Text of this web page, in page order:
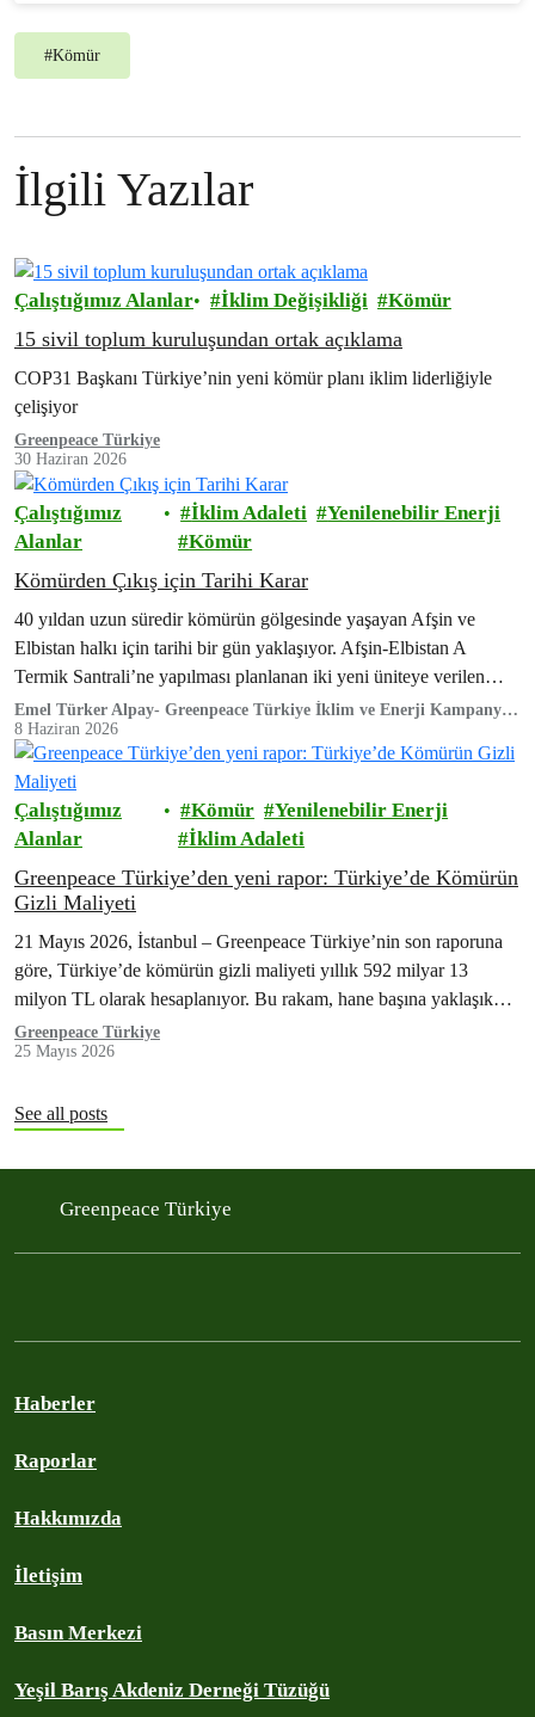
#Kömür
İlgili Yazılar
Çalıştığımız Alanlar İklim Değişikliği Kömür
15 sivil toplum kuruluşundan ortak açıklama
COP31 Başkanı Türkiye’nin yeni kömür planı iklim liderliğiyle
çelişiyor
Greenpeace Türkiye
30 Haziran 2026
Çalıştığımız
Alanlar
İklim Adaleti
Yenilenebilir Enerji
Kömür
Kömürden Çıkış için Tarihi Karar
40 yıldan uzun süredir kömürün gölgesinde yaşayan Afşin ve
Elbistan halkı için tarihi bir gün yaklaşıyor. Afşin-Elbistan A
Termik Santrali’ne yapılması planlanan iki yeni üniteye verilen
Çevresel Etki Değerlendirme (ÇED)…
Emel Türker Alpay- Greenpeace Türkiye İklim ve Enerji Kampanya
Sorumlusu
8 Haziran 2026
Çalıştığımız
Alanlar
Kömür
Yenilenebilir Enerji
İklim Adaleti
Greenpeace Türkiye’den yeni rapor: Türkiye’de Kömürün
Gizli Maliyeti
21 Mayıs 2026, İstanbul – Greenpeace Türkiye’nin son raporuna
göre, Türkiye’de kömürün gizli maliyeti yıllık 592 milyar 13
milyon TL olarak hesaplanıyor. Bu rakam, hane başına yaklaşık
21.500 TL’ye denk…
Greenpeace Türkiye
25 Mayıs 2026
See all posts
Greenpeace Türkiye
Haberler
Raporlar
Hakkımızda
İletişim
Basın Merkezi
Yeşil Barış Akdeniz Derneği Tüzüğü